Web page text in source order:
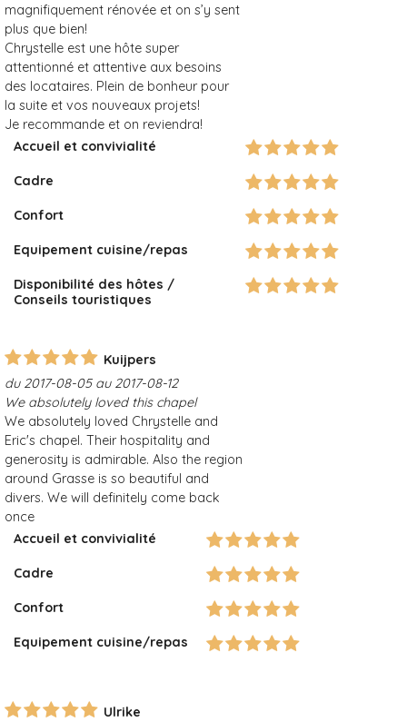
magnifiquement rénovée et on s’y sent
plus que bien!
Chrystelle est une hôte super
attentionné et attentive aux besoins
des locataires. Plein de bonheur pour
la suite et vos nouveaux projets!
Je recommande et on reviendra!
Accueil et convivialité
Cadre
Confort
Equipement cuisine/repas
Disponibilité des hôtes /
Conseils touristiques
Kuijpers
du 2017-08-05 au 2017-08-12
We absolutely loved this chapel
We absolutely loved Chrystelle and
Eric's chapel. Their hospitality and
generosity is admirable. Also the region
around Grasse is so beautiful and
divers. We will definitely come back
once
Accueil et convivialité
Cadre
Confort
Equipement cuisine/repas
Ulrike